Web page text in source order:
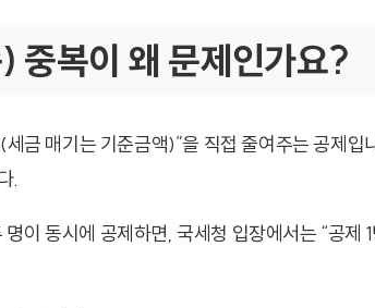
중복이 왜 문제인가요?
금 매기는 기준금액)”을 직접 줄여주는 공제입
.
이 동시에 공제하면, 국세청 입장에서는 “공제